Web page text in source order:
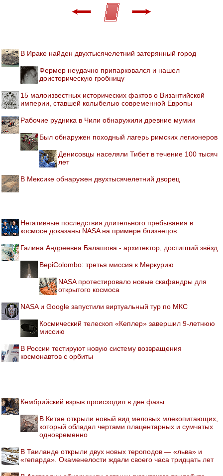
В Ираке найден двухтысячелетний затерянный город
Фермер неудачно припарковался и нашел
доисторическую гробницу
15 малоизвестных исторических фактов о Византийской
империи, ставшей колыбелью современной Европы
Рабочие рудника в Чили обнаружили древние мумии
Был обнаружен походный лагерь римских легионеров
Денисовцы населяли Тибет в течение 100 тысяч
лет
В Мексике обнаружен двухтысячелетний дворец
Негативные последствия длительного пребывания в
космосе доказаны NASA на примере близнецов
Галина Андреевна Балашова - архитектор, достигший звёзд
BepiColombo: третья миссия к Меркурию
NASA протестировало новые скафандры для
открытого космоса
NASA и Google запустили виртуальный тур по МКС
Космический телескоп «Кеплер» завершил 9-летнюю
миссию
В России тестируют новую систему возвращения
космонавтов с орбиты
Кембрийский взрыв происходил в две фазы
В Китае открыли новый вид меловых млекопитающих,
который обладал чертами плацентарных и сумчатых
одновременно
В Таиланде открыли двух новых тероподов — «льва» и
«гепарда». Окаменелости ждали своего часа тридцать лет